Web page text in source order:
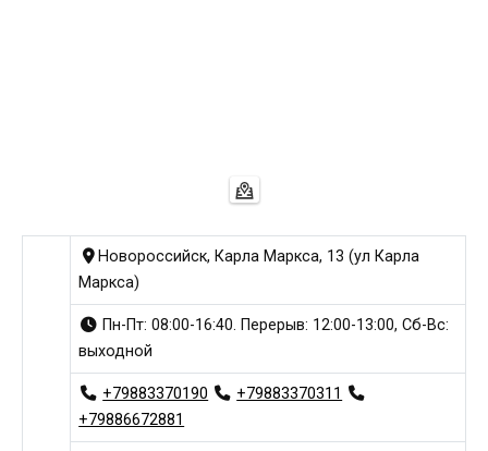
Новороссийск, Карла Маркса, 13 (ул Карла
Маркса)
Пн-Пт: 08:00-16:40. Перерыв: 12:00-13:00, Сб-Вс:
выходной
+79883370190
+79883370311
+79886672881